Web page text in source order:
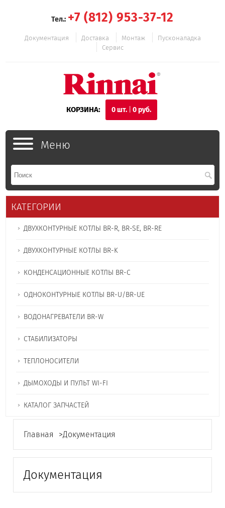
Тел.: +7 (812) 953-37-12
Документация Доставка Монтаж
Пусконаладка
Сервис
КОРЗИНА: 0шт. 0руб.
Меню
КАТЕГОРИИ
ДВУХКОНТУРНЫЕ КОТЛЫ BR-R, BR-SE, BR-RE
ДВУХКОНТУРНЫЕ КОТЛЫ BR-K
КОНДЕНСАЦИОННЫЕ КОТЛЫ BR-C
ОДНОКОНТУРНЫЕ КОТЛЫ BR-U/BR-UE
ВОДОНАГРЕВАТЕЛИ BR-W
СТАБИЛИЗАТОРЫ
ТЕПЛОНОСИТЕЛИ
ДЫМОХОДЫ И ПУЛЬТ WI-FI
КАТАЛОГ ЗАПЧАСТЕЙ
Главная >Документация
Документация